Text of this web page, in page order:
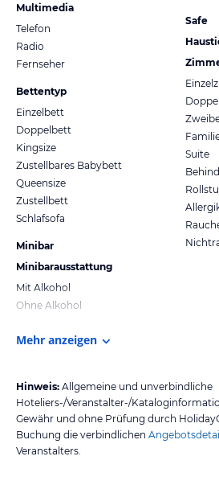
Multimedia
Telefon
Radio
Fernseher
Bettentyp
Einzelbett
Doppelbett
Kingsize
Zustellbares Babybett
Queensize
Zustellbett
Schlafsofa
Minibar
Minibarausstattung
Mit Alkohol
Ohne Alkohol
Safe
Suite
Mehr anzeigen
Hinweis: Allgemeine und unverbindliche
Hoteliers-/Veranstalter-/
Gewähr und ohne Prüfung durch
Buchung die verbindlichen
Veranstalters.